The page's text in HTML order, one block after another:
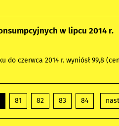
w lipcu 2014 r.
czerwca 2014 r. wyniósł 99,8
81 82 83 84